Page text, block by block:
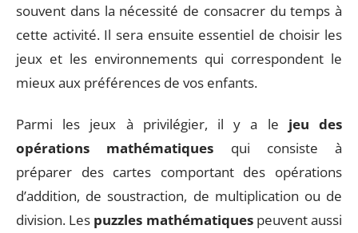
souvent dans la nécessité de consacrer du temps à
cette activité. Il sera ensuite essentiel de choisir les
jeux et les environnements qui correspondent le
mieux aux préférences de vos enfants.
Parmi les jeux à privilégier, il y a le jeu des
opérations mathématiques qui consiste à
préparer des cartes comportant des opérations
d’addition, de soustraction, de multiplication ou de
division. Les puzzles mathématiques peuvent aussi